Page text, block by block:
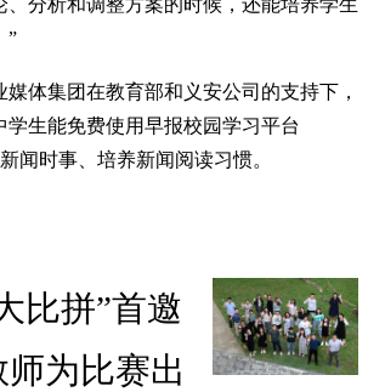
、分析和调整方案的时候，还能培养学生
”
媒体集团在教育部和义安公司的支持下，
学生能免费使用早报校园学习平台
新闻时事、培养新闻阅读习惯。
比拼”首邀
为比赛出